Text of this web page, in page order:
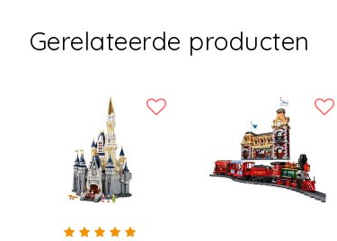
Gerelateerde producten